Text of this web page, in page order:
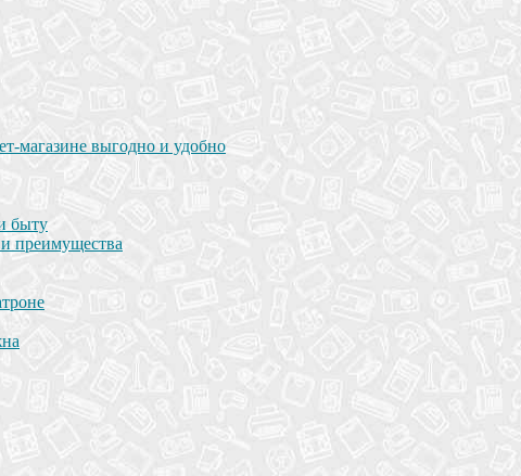
магазине выгодно и удобно
быту
преимущества